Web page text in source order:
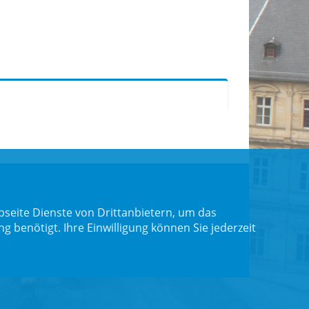
Dienste von Drittanbietern, um das
benötigt. Ihre Einwilligung können Sie jederzeit